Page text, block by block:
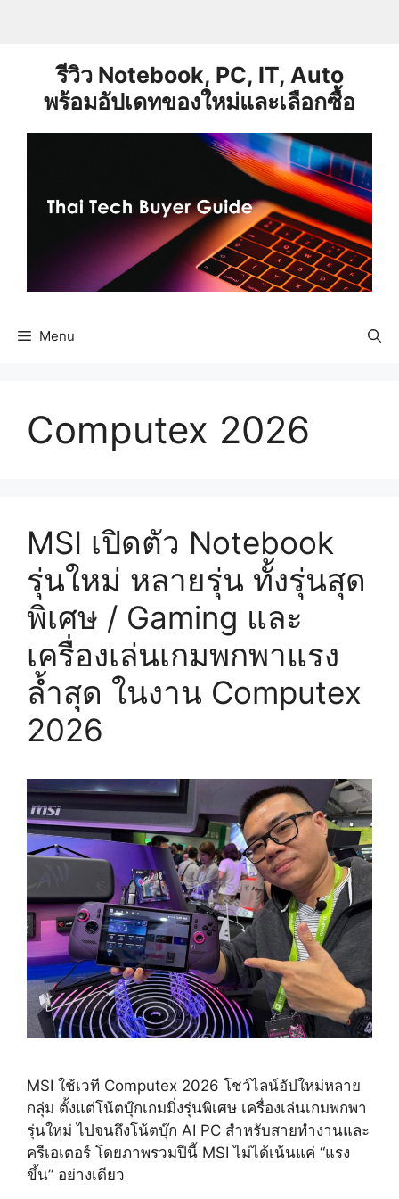
รีวิว Notebook, PC, IT, Auto
พร้อมอัปเดทของใหม่และเลือกซื้อ
Menu
Computex 2026
MSI เปิดตัว Notebook
รุ่นใหม่ หลายรุ่น ทั้งรุ่นสุด
พิเศษ / Gaming และ
เครื่องเล่นเกมพกพาแรง
ล้ำสุด ในงาน Computex
2026
MSI ใช้เวที Computex 2026 โชว์ไลน์อัปใหม่หลาย
กลุ่ม ตั้งแต่โน้ตบุ๊กเกมมิ่งรุ่นพิเศษ เครื่องเล่นเกมพกพา
รุ่นใหม่ ไปจนถึงโน้ตบุ๊ก AI PC สำหรับสายทำงานและ
ครีเอเตอร์ โดยภาพรวมปีนี้ MSI ไม่ได้เน้นแค่ “แรง
ขึ้น” อย่างเดียว